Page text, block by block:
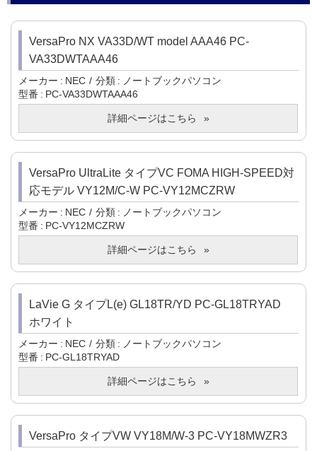
VersaPro NX VA33D/WT model AAA46 PC-
VA33DWTAAA46
メーカー NEC 分類
ノートブックパソコン
型番
PC-VA33DWTAAA46
詳細ページはこちら
VersaPro UltraLite タイプVC FOMA HIGH-SPEED対
応モデル VY12M/C-W PC-VY12MCZRW
メーカー NEC 分類
ノートブックパソコン
型番
PC-VY12MCZRW
詳細ページはこちら
LaVie G タイプL(e) GL18TR/YD PC-GL18TRYAD
ホワイト
メーカー NEC 分類
ノートブックパソコン
型番
PC-GL18TRYAD
詳細ページはこちら
VersaPro タイプVW VY18M/W-3 PC-VY18MWZR3